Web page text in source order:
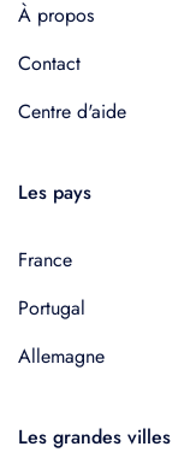
À propos
Contact
Centre d'aide
Les pays
France
Portugal
Allemagne
Les grandes villes